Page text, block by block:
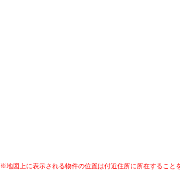
※地図上に表示される物件の位置は付近住所に所在すること